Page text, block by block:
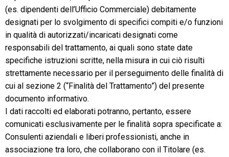
(es. dipendenti dell’Ufficio Commerciale) debitamente
designati per lo svolgimento di specifici compiti e/o funzioni
in qualità di autorizzati/incaricati designati come
responsabili del trattamento, ai quali sono state date
specifiche istruzioni scritte, nella misura in cui ciò risulti
strettamente necessario per il perseguimento delle finalità di
cui al sezione ‎2 (“Finalità del Trattamento”) del presente
documento informativo.
I dati raccolti ed elaborati potranno, pertanto, essere
comunicati esclusivamente per le finalità sopra specificate a:
Consulenti aziendali e liberi professionisti, anche in
associazione tra loro, che collaborano con il Titolare (es.